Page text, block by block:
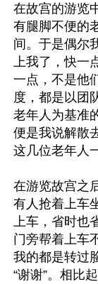
在故宫的游览
有腿脚不便的
间。于是偶尔
上我了，快一
一点，不是他
度，都是以团
老年人为基准
便是我说解散
这几位老年人
在游览故宫之
有人抢着上车
上车，省时也
门旁帮着上车
我的都是转过
“谢谢”。相比